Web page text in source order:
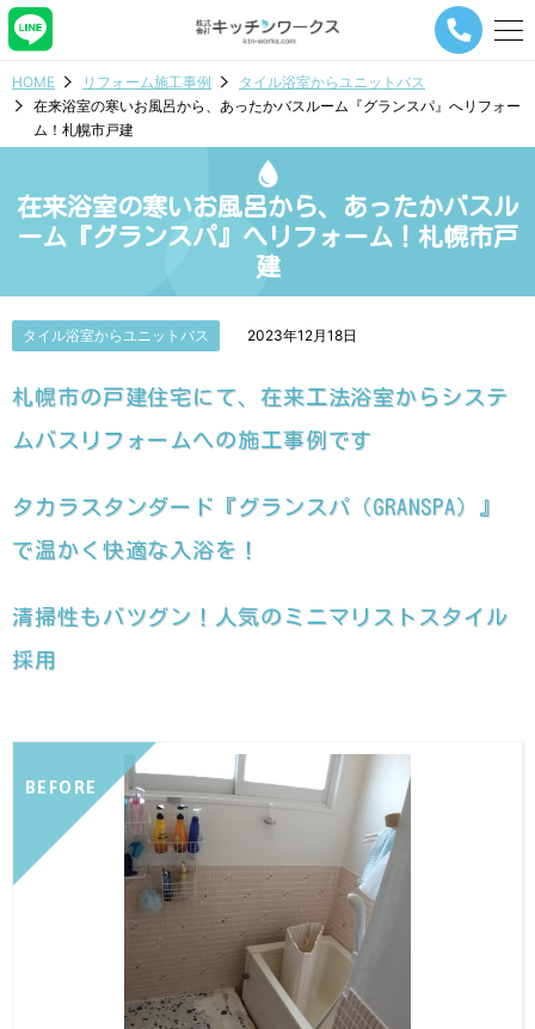
メ
ー
ビ
シ
ョ
タ
HOME リフォーム施工事例
タイル浴室からユニットバス
在来浴室の寒いお風呂から、あったかバスルーム『グランスパ』へリフォー
ム！札幌市戸建
在来浴室の寒いお風呂から、あったかバスル
ーム『グランスパ』へリフォーム！札幌市戸
建
タイル浴室からユニットバス 2023年12月18日
札幌市の戸建住宅にて、在来工法浴室からシステ
ムバスリフォームへの施工事例です
タカラスタンダード『グランスパ（GRANSPA）』
で温かく快適な入浴を！
清掃性もバツグン！人気のミニマリストスタイル
採用
BEFORE